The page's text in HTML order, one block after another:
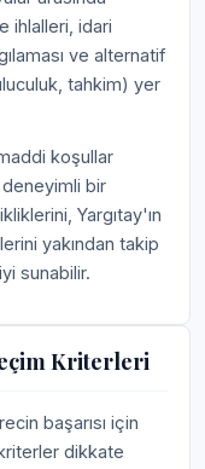
ihlalleri, idari
ve alternatif
tahkim) yer
koşullar
deneyimli bir
Yargıtay'ın
yakından takip
sunabilir.
Kriterleri
başarısı için
dikkate